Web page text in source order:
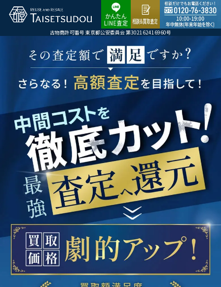
古物商許可番号 東京都公安委員会 第302162416960号